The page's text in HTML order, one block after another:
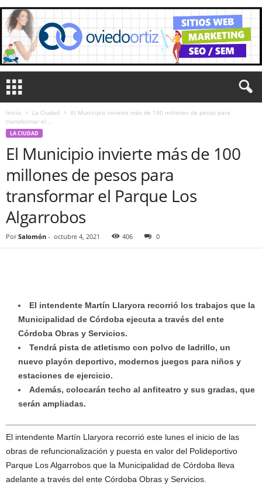
Inicio La Ciudad
El Municipio invierte más de 100 millones de pesos para
transformar el...
LA CIUDAD
El Municipio invierte más de 100
millones de pesos para
transformar el Parque Los
Algarrobos
Por Salomón - octubre 4, 2021 406 0
El intendente Martín Llaryora recorrió los trabajos que la
Municipalidad de Córdoba ejecuta a través del ente
Córdoba Obras y Servicios.
Tendrá pista de atletismo con polvo de ladrillo, un
nuevo playón deportivo, modernos juegos para niños y
estaciones de ejercicio.
Además, colocarán techo al anfiteatro y sus gradas, que
serán ampliadas.
El intendente Martín Llaryora recorrió este lunes el inicio de las
obras de refuncionalización y puesta en valor del Polideportivo
Parque Los Algarrobos que la Municipalidad de Córdoba lleva
adelante a través del ente Córdoba Obras y Servicios.